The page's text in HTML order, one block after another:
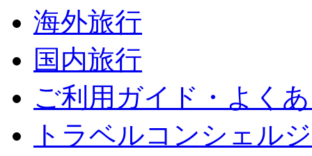
海外旅行
国内旅行
ご利用ガイド・よく
トラベルコンシェル